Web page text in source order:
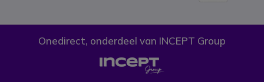
Onedirect, onderdeel van INCEPT Group